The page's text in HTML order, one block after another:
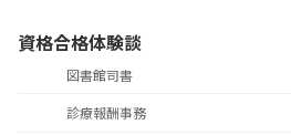
資格合格体験談
図書館司書
診療報酬事務